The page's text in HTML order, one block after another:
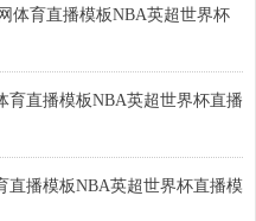
体育直播模板NBA英超世界杯
育直播模板NBA英超世界杯直播
直播模板NBA英超世界杯直播模